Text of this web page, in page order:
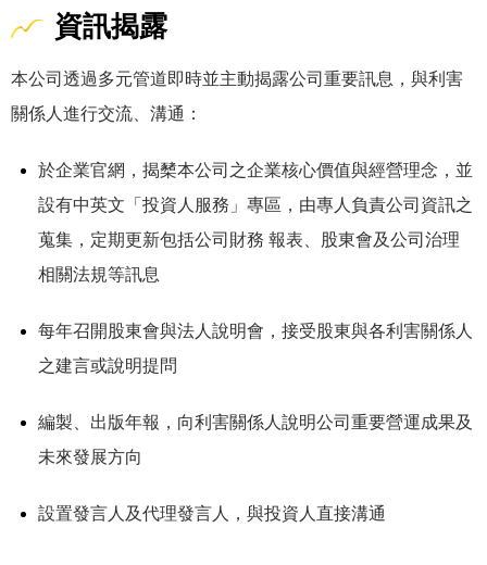
資訊揭露
本公司透過多元管道即時並主動揭露公司重要訊息，與利害
關係人進行交流、溝通：
於企業官網，揭櫫本公司之企業核心價值與經營理念，並
設有中英文「投資人服務」專區，由專人負責公司資訊之
蒐集，定期更新包括公司財務 報表、股東會及公司治理
相關法規等訊息
每年召開股東會與法人說明會，接受股東與各利害關係人
之建言或說明提問
編製、出版年報，向利害關係人說明公司重要營運成果及
未來發展方向
設置發言人及代理發言人，與投資人直接溝通